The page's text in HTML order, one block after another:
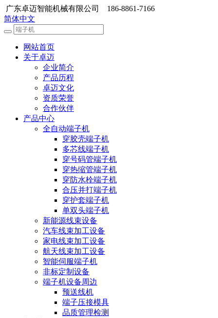
广东卓迈智能机械有限公司 186-8861-7166
简体中文
网站首页
关于卓迈
企业简介
产品历程
卓迈文化
资质荣誉
合作伙伴
产品中心
全自动端子机
穿胶壳端子机
多芯线端子机
穿号码管端子机
穿热缩管端子机
穿防水栓端子机
合压并打端子机
穿护套端子机
单双头端子机
新能源线束设备
汽车线束加工设备
家电线束加工设备
航天线束加工设备
智能伺服端子机
非标定制设备
端子机设备周边
预送线机
端子压接模具
品质管理检测